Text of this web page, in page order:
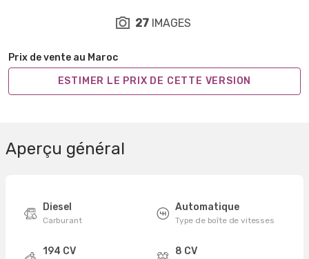
Prix de vente au Maroc
ESTIMER LE PRIX DE CETTE VERSION
27 IMAGES
Aperçu général
Diesel
Carburant
Automatique
Type de boîte de vitesses
194 CV 8 CV